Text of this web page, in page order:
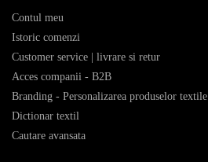
Contul meu
Istoric comenzi
Customer service | livrare si retur
Acces companii - B2B
Branding - Personalizarea produselor textile
Dictionar textil
Cautare avansata